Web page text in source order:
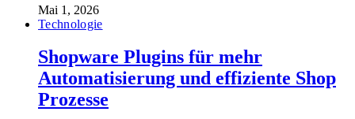
Mai 1, 2026
Technologie
Shopware Plugins für mehr
Automatisierung und effiziente Shop
Prozesse